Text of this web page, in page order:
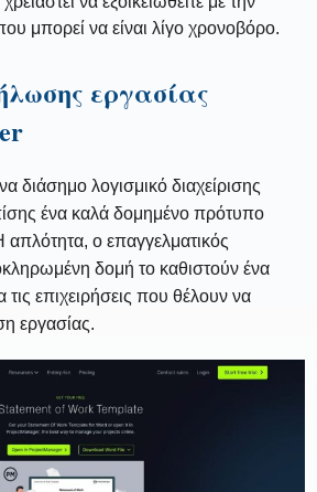
μπορεί να είναι λίγο χρονοβόρο.
εργασίας
διάσημο λογισμικό διαχείρισης
ένα καλά δομημένο πρότυπο
ο επαγγελματικός
δομή το καθιστούν ένα
τις επιχειρήσεις που θέλουν να
εργασίας.